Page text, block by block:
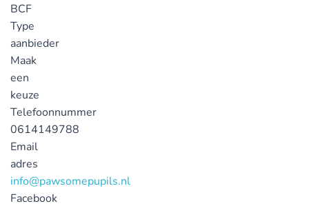
BCF
Type
aanbieder
Maak
een
keuze
Telefoonnummer
0614149788
Email
adres
info@pawsomepupils.nl
Facebook